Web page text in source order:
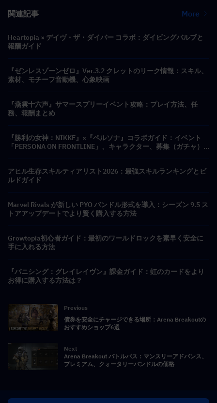
関連記事 More
Heartopia × デイヴ・ザ・ダイバー コラボ：ダイビングバルブと
報酬ガイド
『ゼンレスゾーンゼロ』Ver.3.2 クレットのリーク情報：スキル、
素材、モチーフ音動機、心象映画
『燕雲十六声』サマースプリーイベント攻略：プレイ方法、任
務、報酬まとめ
『勝利の女神：NIKKE』×『ペルソナ』コラボガイド：イベント
「PERSONA ON FRONTLINE」、キャラクター、募集（ガチャ）
アヒル生存スキルティアリスト2026：最強スキルランキングとビ
ルドガイド
Marvel Rivals が新しい PYO バンドル形式を導入：シーズン 9.5 ス
トアアップデートでより賢く購入する方法
Growtopia初心者ガイド：最初のワールドロックを素早く安全に
手に入れる方法
『パニシング：グレイレイヴン』課金ガイド：虹のカードをより
お得に購入する方法は？
Previous
債券を安全にチャージできる場所：Arena Breakoutの
おすすめショップ6選
Next
Arena Breakout バトルパス：マンスリーアドバンス、
プレミアム、クォータリーバンドルの価格